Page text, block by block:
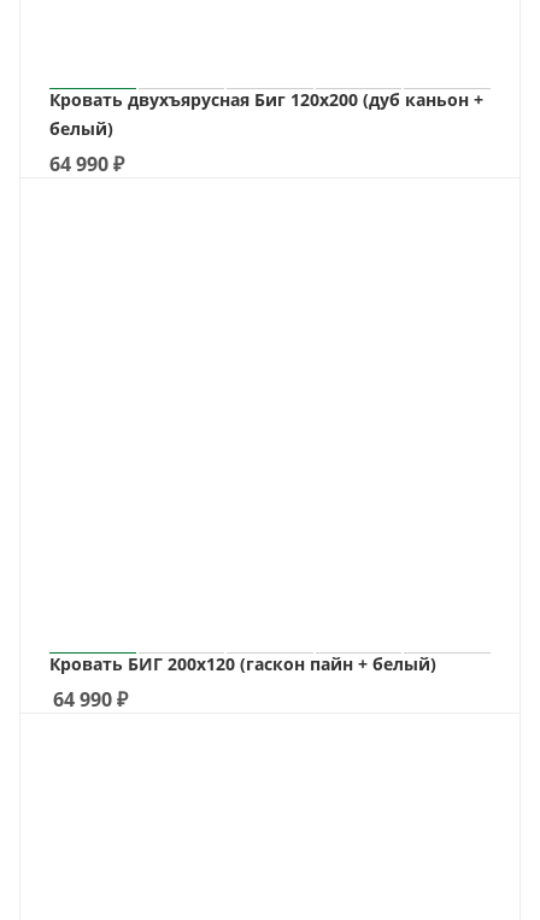
Кровать двухъярусная Биг 120х200 (дуб каньон +
белый)
64 990₽
Кровать БИГ 200х120 (гаскон пайн + белый)
64 990₽